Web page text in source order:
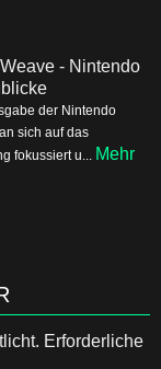
- Nintendo
der Nintendo
sich auf das
fokussiert u... Mehr
Erforderliche